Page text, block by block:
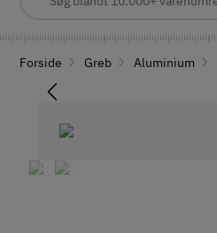
Forside Greb Aluminium